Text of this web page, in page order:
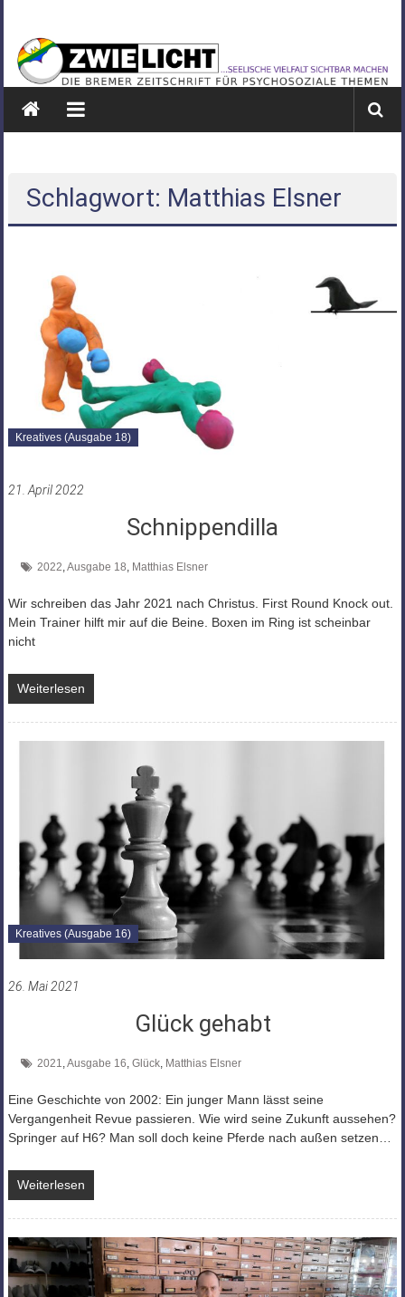
springen
ZWIELICHT
BREMEN
DIE
PSYCHOSOZIALE
THEMEN
Schlagwort: Matthias Elsner
Kreatives (Ausgabe 18)
21. April 2022
Schnippendilla
2022,Ausgabe 18, Matthias Elsner
Wir schreiben das Jahr 2021 nach Christus. First Round Knock out.
Mein Trainer hilft mir auf die Beine. Boxen im Ring ist scheinbar
nicht
Weiterlesen
Kreatives (Ausgabe 16)
26. Mai 2021
Glück gehabt
2021 Ausgabe 16 Glück, Matthias Elsner
Eine Geschichte von 2002: Ein junger Mann lässt seine
Vergangenheit Revue passieren. Wie wird seine Zukunft aussehen?
Springer auf H6? Man soll doch keine Pferde nach außen setzen…
Weiterlesen